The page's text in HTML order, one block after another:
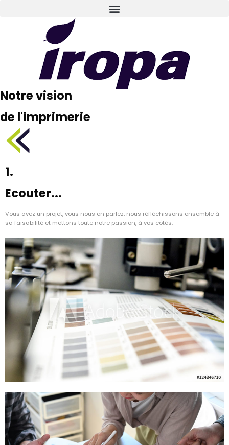
Notre vision
de l'imprimerie
1.
Ecouter...
Vous avez un projet, vous nous en parlez, nous réfléchissons ensemble à
sa faisabilité et mettons toute notre passion, à vos côtés.